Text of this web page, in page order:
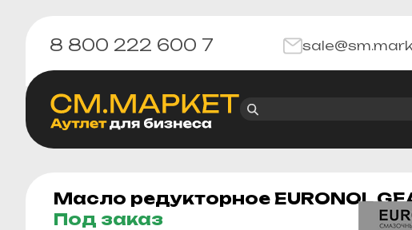
8 800 222 600 7
Масло редукторное EURONOL
Под заказ